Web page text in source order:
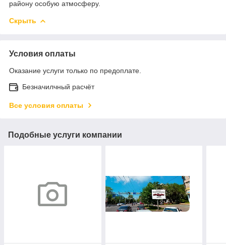
району особую атмосферу.
Скрыть
Условия оплаты
Оказание услуги только по предоплате.
Безначилчный расчёт
Все условия оплаты
Подобные услуги компании